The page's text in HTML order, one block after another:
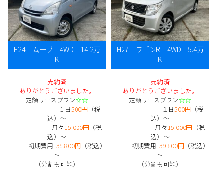
H24 ムーヴ 4WD 14.2万
K
売約済
ありがとうございました。
定額リースプラン☆☆
１日500円 （税
込）～
月々15.000円（税
込）～
初期費用: 39.800円 （税込）
～
（分割も可能）
H27 ワゴンR 4WD 5.4万
K
売約済
ありがとうございました。
定額リースプラン☆☆
１日500円 （税
込）～
月々15.000円（税
込）～
初期費用: 39.800円 （税込）
～
（分割も可能）